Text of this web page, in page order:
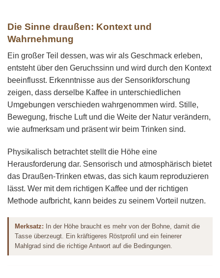
Die Sinne draußen: Kontext und
Wahrnehmung
Ein großer Teil dessen, was wir als Geschmack erleben,
entsteht über den Geruchssinn und wird durch den Kontext
beeinflusst. Erkenntnisse aus der Sensorikforschung
zeigen, dass derselbe Kaffee in unterschiedlichen
Umgebungen verschieden wahrgenommen wird. Stille,
Bewegung, frische Luft und die Weite der Natur verändern,
wie aufmerksam und präsent wir beim Trinken sind.
Physikalisch betrachtet stellt die Höhe eine
Herausforderung dar. Sensorisch und atmosphärisch bietet
das Draußen-Trinken etwas, das sich kaum reproduzieren
lässt. Wer mit dem richtigen Kaffee und der richtigen
Methode aufbricht, kann beides zu seinem Vorteil nutzen.
Merksatz: In der Höhe braucht es mehr von der Bohne, damit die
Tasse überzeugt. Ein kräftigeres Röstprofil und ein feinerer
Mahlgrad sind die richtige Antwort auf die Bedingungen.